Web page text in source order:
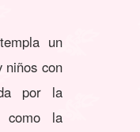
un
niños con
por la
como la